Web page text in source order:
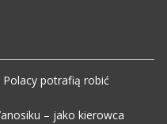
potrafią robić
– jako kierowca